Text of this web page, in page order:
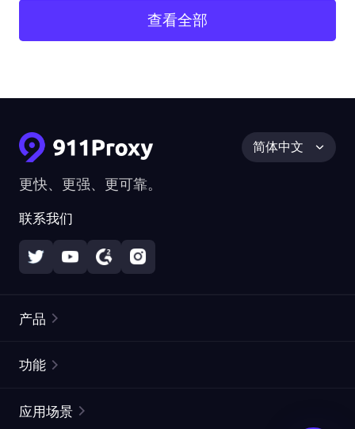
查看全部
更快、更强、更可靠。
联系我们
简体中文
产品
静态住宅代理
功能
应用场景